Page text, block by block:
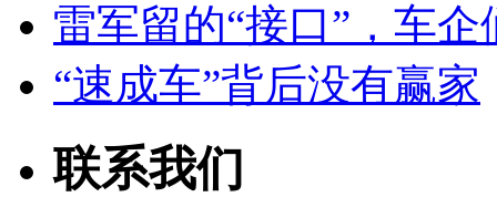
雷军留的“接口”，车
“速成车”背后没有赢家
联系我们